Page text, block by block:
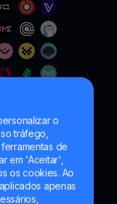
o
tráfego,
de
em 'Aceitar',
os cookies. Ao
apenas